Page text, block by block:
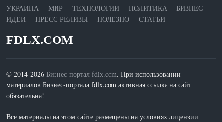
УКРАИНА МИР ТЕХНОЛОГИИ ПОЛИТИКА
БИЗНЕС
ИДЕИ
ПРЕСС-РЕЛИЗЫ ПОЛЕЗНО СТАТЬИ
FDLX.COM
© 2014-2026Бизнес-портал fdlx.com. При использовании
материалов Бизнес-портала fdlx.com активная ссылка на сайт
обязательна!
Все материалы на этом сайте размещены на условиях лицензии